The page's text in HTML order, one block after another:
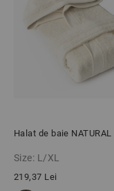
Halat de baie
Size: L/XL
219,37 Lei